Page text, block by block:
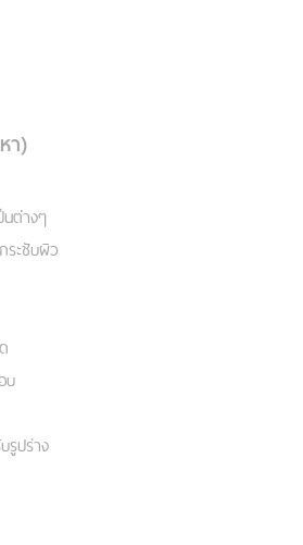
า)
ต่างๆ
ะชับผิว
บ
รูปร่าง